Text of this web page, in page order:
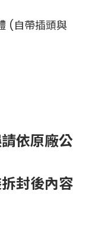
(自帶插頭與
依原廠公
封後內容